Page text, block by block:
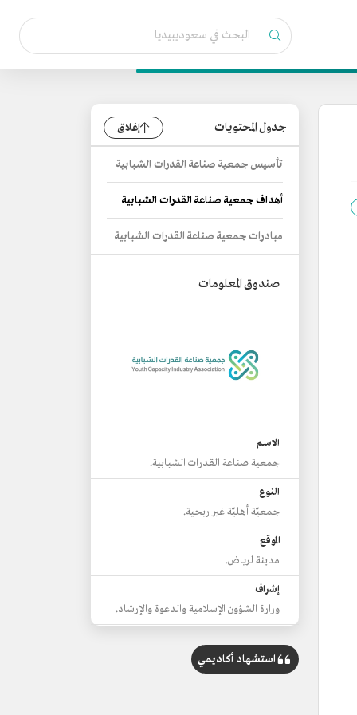
جدول المحتويات إغلاق
تأسيس جمعية صناعة القدرات الشبابية
أهداف جمعية صناعة القدرات الشبابية
مبادرات جمعية صناعة القدرات الشبابية
صندوق المعلومات
الاسم
جمعية صناعة القدرات الشبابية.
النوع
جمعيّة أهليّة غير ربحية.
الموقع
مدينة لرياض.
إشراف
وزارة الشؤون الإسلامية والدعوة والإرشاد.
توعية الشباب السعودي الناشئ، وتعزيز
قيمه الدينيّة والوطنيّة والأخلاقيّة.
استشهاد أكاديمي